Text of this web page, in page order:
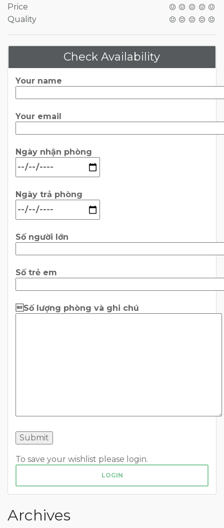
Price
Quality
Check Availability
Your name
Your email
Ngày nhận phòng
Ngày trả phòng
Số người lớn
Số trẻ em
Số lượng phòng và ghi chú
To save your wishlist please login.
LOGIN
Archives